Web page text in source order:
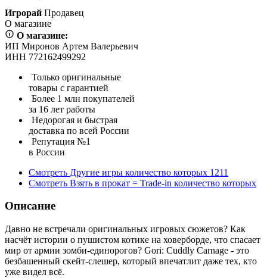
Игрорай Продавец
О магазине
О магазине:
ИП Миронов Артем Валерьевич
ИНН 772162499292
Только оригинальные
товары с гарантией
Более 1 млн покупателей
за 16 лет работы
Недорогая и быстрая
доставка по всей России
Репутация №1
в России
Смотреть Другие игры количество которых 1211
Смотреть Взять в прокат = Trade-in количество которых
Описание
Давно не встречали оригинальных игровых сюжетов? Как
насчёт истории о пушистом котике на ховерборде, что спасает
мир от армии зомби-единорогов? Gori: Cuddly Carnage - это
безбашенный скейт-слешер, который впечатлит даже тех, кто
уже видел всё.